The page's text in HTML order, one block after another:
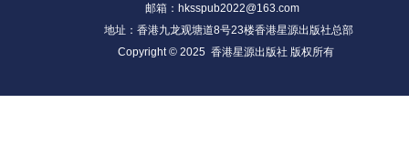
邮箱：hksspub2022@163.com
地址：香港九龙观塘道8号23楼香港星源出版社总部
Copyright © 2025 香港星源出版社 版权所有